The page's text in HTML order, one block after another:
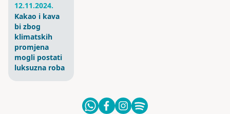
12.11.2024.
Kakao i kava
bi zbog
klimatskih
promjena
mogli postati
luksuzna roba